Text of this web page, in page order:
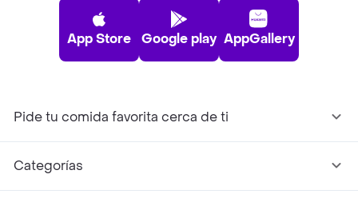
App Store Google play AppGallery
Pide tu comida favorita cerca de ti
Categorías